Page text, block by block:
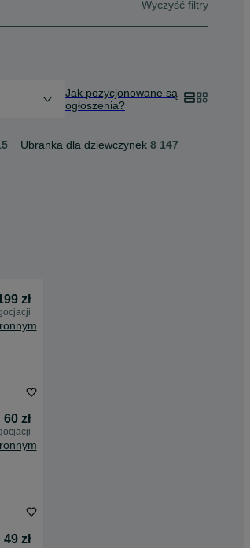
Wyczyść filtry
Jak pozycjonowane są
ogłoszenia?
Ubranka dla dziewczynek 8 147
zł
60 zł
49 zł